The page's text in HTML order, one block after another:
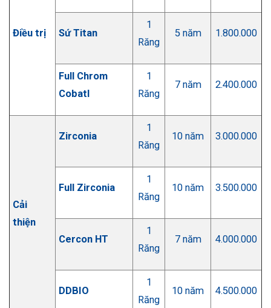
Điều trị Sứ Titan
1
Răng
5 năm 1.800.000
Full Chrom
Cobatl
1
Răng
7 năm 2.400.000
Cải
thiện
Zirconia
1
Răng
10 năm 3.000.000
Full Zirconia
1
Răng
10 năm 3.500.000
Cercon HT
1
Răng
7 năm 4.000.000
DDBIO
1
Răng
10 năm 4.500.000